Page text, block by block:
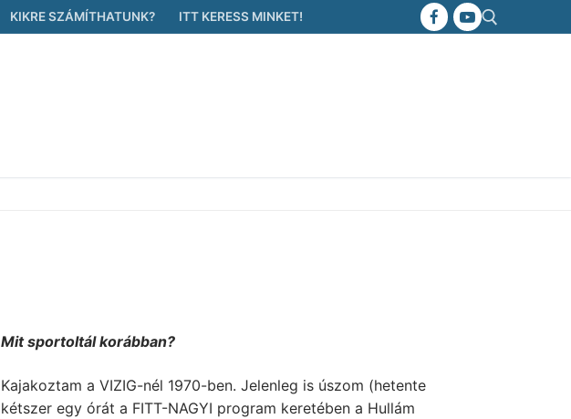
KIKRE SZÁMÍTHATUNK? ITT KERESS MINKET!
Mit sportoltál korábban?
Kajakoztam a VIZIG-nél 1970-ben. Jelenleg is úszom (hetente
kétszer egy órát a FITT-NAGYI program keretében a Hullám